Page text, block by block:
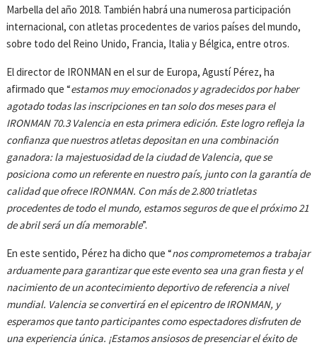
Marbella del año 2018. También habrá una numerosa participación
internacional, con atletas procedentes de varios países del mundo,
sobre todo del Reino Unido, Francia, Italia y Bélgica, entre otros.
El director de IRONMAN en el sur de Europa, Agustí Pérez, ha
afirmado que “estamos muy emocionados y agradecidos por haber
agotado todas las inscripciones en tan solo dos meses para el
IRONMAN 70.3 Valencia en esta primera edición. Este logro refleja la
confianza que nuestros atletas depositan en una combinación
ganadora: la majestuosidad de la ciudad de Valencia, que se
posiciona como un referente en nuestro país, junto con la garantía de
calidad que ofrece IRONMAN. Con más de 2.800 triatletas
procedentes de todo el mundo, estamos seguros de que el próximo 21
de abril será un día memorable”.
En este sentido, Pérez ha dicho que “nos comprometemos a trabajar
arduamente para garantizar que este evento sea una gran fiesta y el
nacimiento de un acontecimiento deportivo de referencia a nivel
mundial. Valencia se convertirá en el epicentro de IRONMAN, y
esperamos que tanto participantes como espectadores disfruten de
una experiencia única. ¡Estamos ansiosos de presenciar el éxito de